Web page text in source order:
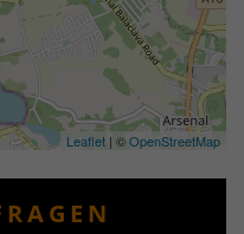
Leaflet | ©OpenStreetMap